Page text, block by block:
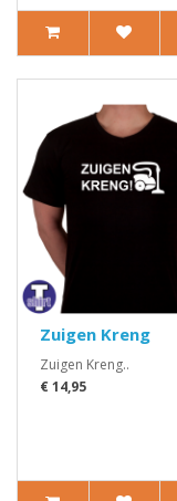
Zuigen Kreng
Zuigen Kreng..
€ 14,95